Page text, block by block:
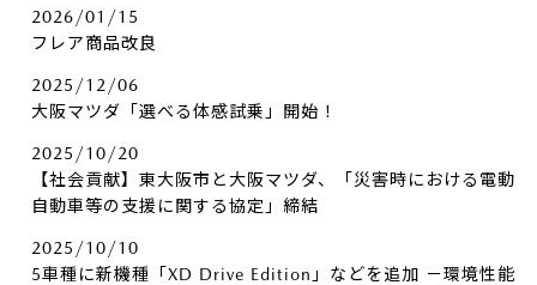
2026/01/15
フレア商品改良
2025/12/06
大阪マツダ「選べる体感試乗」開始！
2025/10/20
【社会貢献】東大阪市と大阪マツダ、「災害時における電動
自動車等の支援に関する協定」締結
2025/10/10
5車種に新機種「XD Drive Edition」などを追加 －環境性能